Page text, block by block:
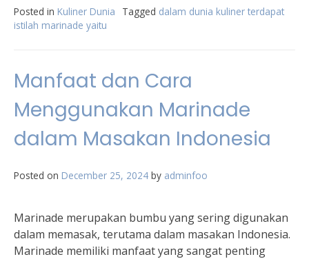
Posted in Kuliner Dunia Tagged dalam dunia kuliner terdapat
istilah marinade yaitu
Manfaat dan Cara
Menggunakan Marinade
dalam Masakan Indonesia
Posted on December 25, 2024 by adminfoo
Marinade merupakan bumbu yang sering digunakan
dalam memasak, terutama dalam masakan Indonesia.
Marinade memiliki manfaat yang sangat penting